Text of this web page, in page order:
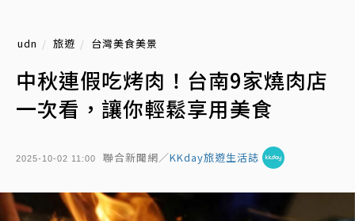
udn 旅遊 台灣美食美景
中秋連假吃烤肉！台南9家燒肉店
一次看，讓你輕鬆享用美食
2025-10-02 11:00 聯合新聞網／KKday旅遊生活誌